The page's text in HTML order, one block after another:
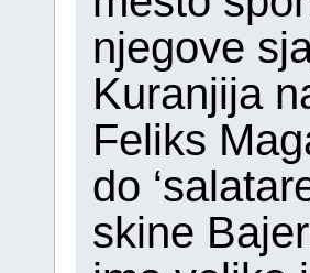
njegove
Kuranjija
Feliks
do
skine